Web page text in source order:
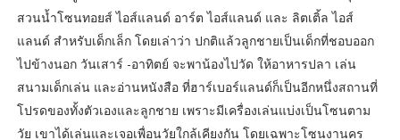
สวนน้ำโซนทอยส์ ไอส์แลนด์ อาร์ต ไอส์แลนด์ และ ลิตเติ้ล ไอส์
แลนด์ สำหรับเด็กเล็ก โดยเล่าว่า ปกติแล้วลูกชายเป็นเด็กที่ชอบออก
ไปข้างนอก วันเสาร์ -อาทิตย์ จะพาน้องไปวัด ให้อาหารปลา เล่น
สนามเด็กเล่น และอ่านหนังสือ ที่ฮาร์เบอร์แลนด์ก็เป็นอีกหนึ่งสถานที่
โปรดของทั้งตัวเองและลูกชาย เพราะมีเครื่องเล่นแบ่งเป็นโซนตาม
วัย เขาได้เล่นและเจอเพื่อนวัยใกล้เคียงกัน โดยเฉพาะโซนงานคร